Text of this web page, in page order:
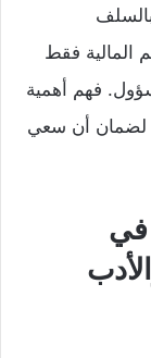
المالية فقط
فهم أهمية
لضمان أن سعي
في